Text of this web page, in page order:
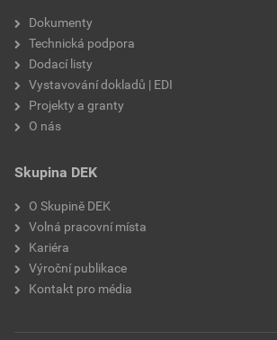
Dokumenty
Technická podpora
Dodací listy
Vystavování dokladů | EDI
Projekty a granty
O nás
Skupina DEK
O Skupině DEK
Volná pracovní místa
Kariéra
Výroční publikace
Kontakt pro média